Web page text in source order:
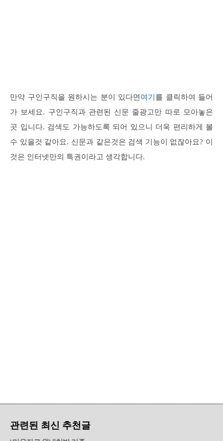
만약 구인구직을 원하시는 분이 있다면여기 를 클릭하여 들어
가 보세요. 구인구직과 관련된 신문 줄광고만 따로 모아놓은
곳 입니다. 검색도 가능하도록 되어 있으니 더욱 편리하게 볼
수 있을것 같아요. 신문과 같은것은 검색 기능이 없잖아요? 이
것은 인터넷만의 특권이라고 생각합니다.
관련된 최신 추천글